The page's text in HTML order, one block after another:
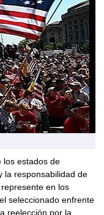
estados de
la responsabilidad de
en los
seleccionado enfrente
reelección por la